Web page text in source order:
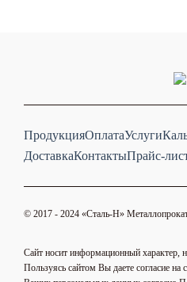
ПродукцияОплатаУслуги
ДоставкаКонтактыПрайс-
© 2017 - 2024 «Cталь-Н»
Сайт носит информационный характер,
Пользуясь сайтом Вы даете согласие на